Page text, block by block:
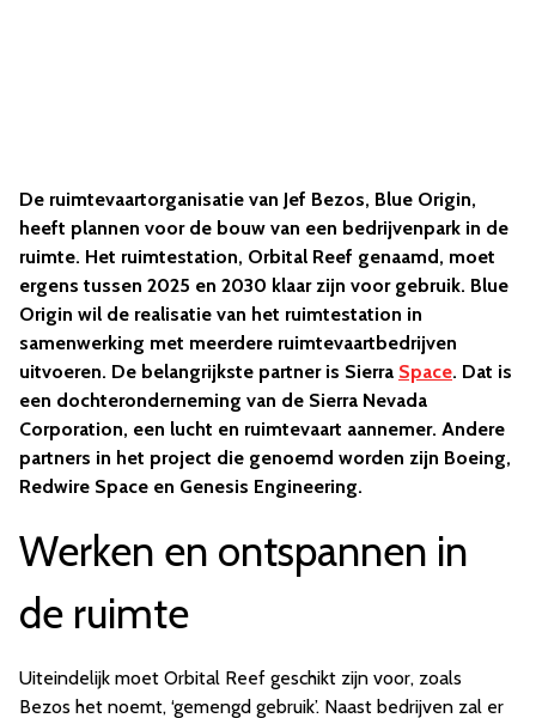
De ruimtevaartorganisatie van Jef Bezos, Blue Origin,
heeft plannen voor de bouw van een bedrijvenpark in de
ruimte. Het ruimtestation, Orbital Reef genaamd, moet
ergens tussen 2025 en 2030 klaar zijn voor gebruik. Blue
Origin wil de realisatie van het ruimtestation in
samenwerking met meerdere ruimtevaartbedrijven
uitvoeren. De belangrijkste partner is Sierra Space. Dat is
een dochteronderneming van de Sierra Nevada
Corporation, een lucht en ruimtevaart aannemer. Andere
partners in het project die genoemd worden zijn Boeing,
Redwire Space en Genesis Engineering.
Werken en ontspannen in
de ruimte
Uiteindelijk moet Orbital Reef geschikt zijn voor, zoals
Bezos het noemt, ‘gemengd gebruik’. Naast bedrijven zal er